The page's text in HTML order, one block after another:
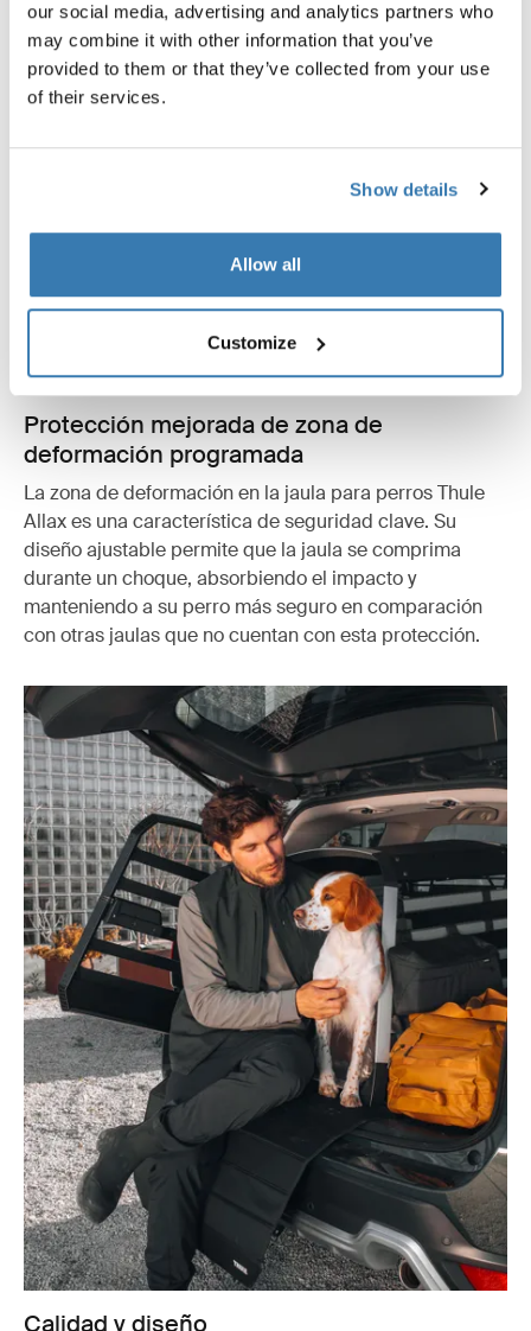
our social media, advertising and analytics partners who
may combine it with other information that you’ve
provided to them or that they’ve collected from your use
of their services.
Show details
Allow all
Customize
Protección mejorada de zona de
deformación programada
La zona de deformación en la jaula para perros Thule
Allax es una característica de seguridad clave. Su
diseño ajustable permite que la jaula se comprima
durante un choque, absorbiendo el impacto y
manteniendo a su perro más seguro en comparación
con otras jaulas que no cuentan con esta protección.
Calidad y diseño